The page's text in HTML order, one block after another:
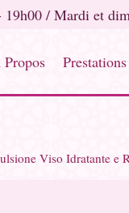
/ Mardi et
Viso Idratante e